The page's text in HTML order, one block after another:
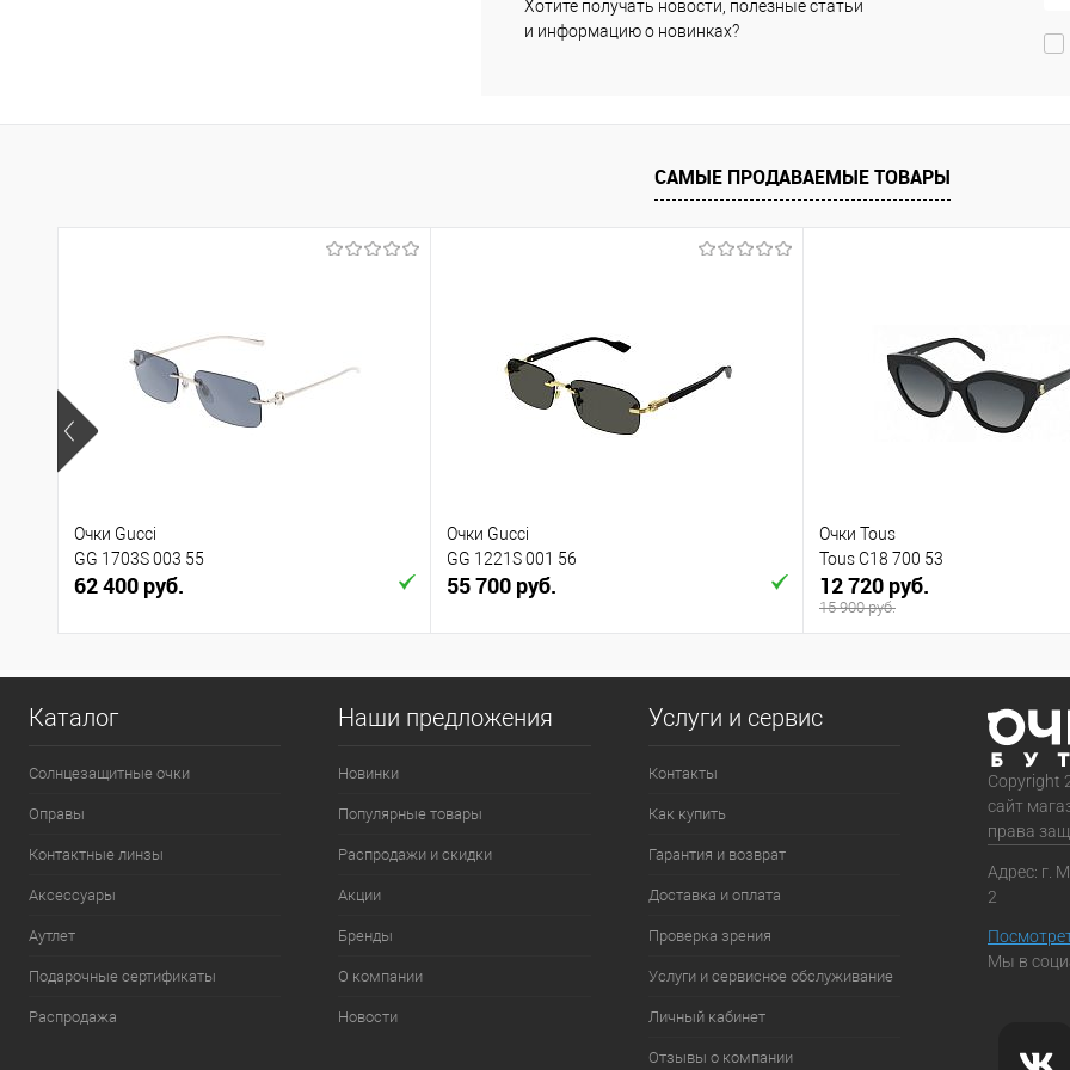
В
Хотите получать новости, полезные статьи
и информацию о новинках?
САМЫЕ ПРОДАВАЕМЫЕ ТОВАРЫ
Очки Gucci
GG 1703S 003 55
62 400 руб.
Очки Gucci
GG 1221S 001 56
55 700 руб.
Очки Tous
Tous C18 700 53
12 720 руб.
15 900 руб.
Каталог
Солнцезащитные очки
Оправы
Контактные линзы
Аксессуары
Аутлет
Подарочные сертификаты
Распродажа
Наши предложения
Новинки
Популярные товары
Распродажи и скидки
Акции
Бренды
О компании
Новости
Услуги и сервис
Контакты
Как купить
Гарантия и возврат
Доставка и оплата
Проверка зрения
Услуги и сервисное обслуживание
Личный кабинет
Отзывы о компании
Copyright
сайт
права
Адрес: г.
2
Мы в